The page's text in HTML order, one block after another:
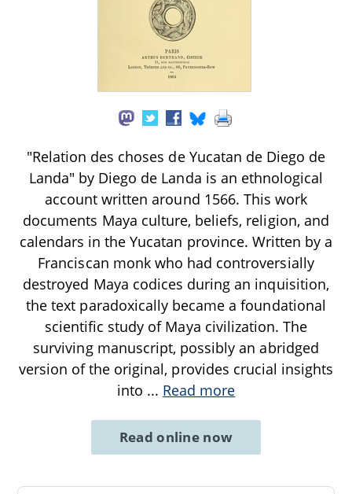
"Relation des choses de Yucatan de Diego de
Landa" by Diego de Landa is an ethnological
account written around 1566. This work
documents Maya culture, beliefs, religion, and
calendars in the Yucatan province. Written by a
Franciscan monk who had controversially
destroyed Maya codices during an inquisition,
the text paradoxically became a foundational
scientific study of Maya civilization. The
surviving manuscript, possibly an abridged
version of the original, provides crucial insights
into ... Read more
Read online now